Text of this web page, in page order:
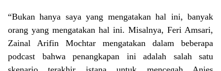
“Bukan hanya saya yang mengatakan hal ini, banyak
orang yang mengatakan hal ini. Misalnya, Feri Amsari,
Zainal Arifin Mochtar mengatakan dalam beberapa
podcast bahwa penangkapan ini adalah salah satu